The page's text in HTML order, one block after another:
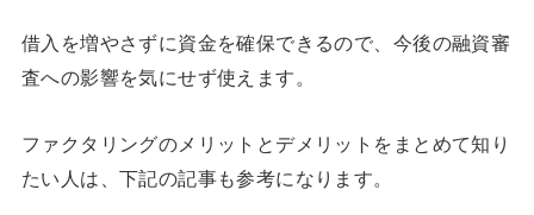
借入を増やさずに資金を確保できるので、今後の融資審
査への影響を気にせず使えます。
ファクタリングのメリットとデメリットをまとめて知り
たい人は、下記の記事も参考になります。